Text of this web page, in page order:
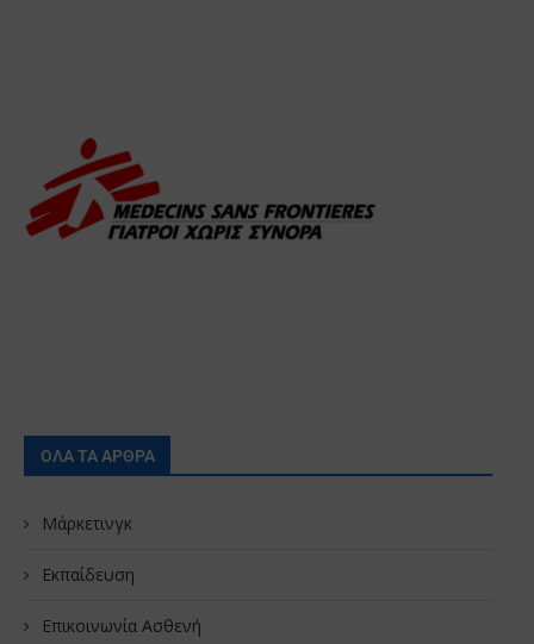
ΟΛΑ ΤΑ ΑΡΘΡΑ
Μάρκετινγκ
Εκπαίδευση
Επικοινωνία Ασθενή